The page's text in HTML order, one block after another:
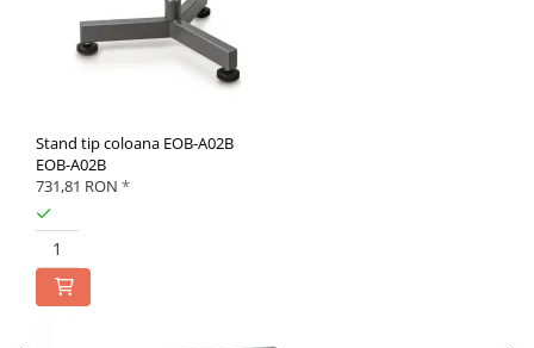
Stand tip coloana EOB-A02B
EOB-A02B
731,81 RON *